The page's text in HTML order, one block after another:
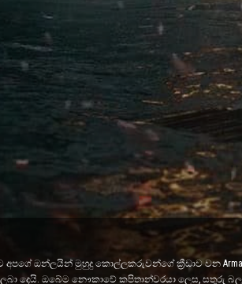
ඔන්ලයින් මුහුදු කොල්ලකරුවන්ගේ ක්‍රීඩාව වන
දෙයි. ඔබේම නෞකාවේ කපිතාන්වරයා ලෙස,